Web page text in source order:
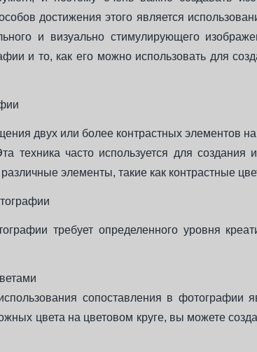
достижения этого является
и визуально стимулирующего
и то, как его можно использовать для
двух или более контрастных элементов
техника часто используется для
элементы, такие как контрастные
требует определенного уровня
сопоставления в фотографии
цвета на цветовом круге, вы можете